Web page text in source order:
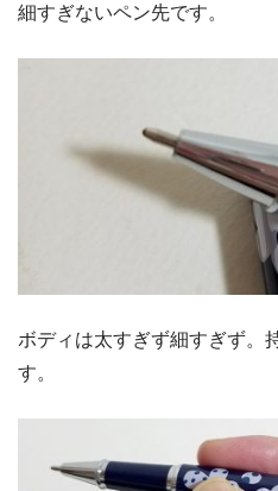
細すぎないペン先です。
ボディは太すぎず細すぎず。
す。